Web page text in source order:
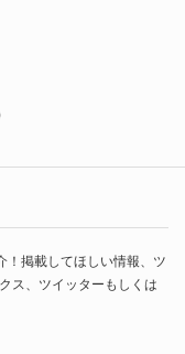
！掲載してほしい情報、ツ
ス、ツイッターもしくは